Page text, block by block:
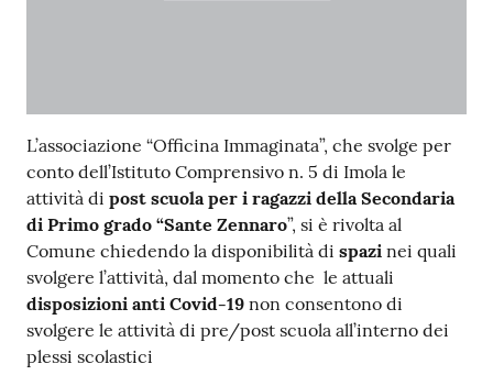
L’associazione “Officina Immaginata”, che svolge per
conto dell’Istituto Comprensivo n. 5 di Imola le
attività di post scuola per i ragazzi della Secondaria
di Primo grado “Sante Zennaro”, si è rivolta al
Comune chiedendo la disponibilità di spazi nei quali
svolgere l’attività, dal momento che le attuali
disposizioni anti Covid-19 non consentono di
svolgere le attività di pre/post scuola all’interno dei
plessi scolastici